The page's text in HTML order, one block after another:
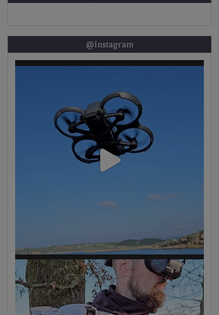
@Instagram